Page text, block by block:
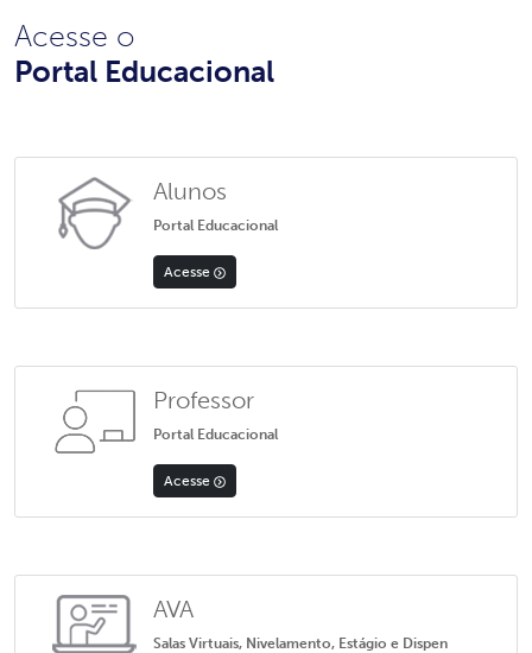
Acesse o
Portal Educacional
Alunos
Portal Educacional
Acesse
Professor
Portal Educacional
Acesse
AVA
Salas Virtuais, Nivelamento, Estágio e Dispen